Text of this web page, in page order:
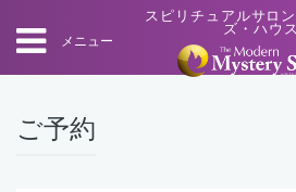
メニュー
スピリチュアルサロ
ズ・ハウス
ご予約